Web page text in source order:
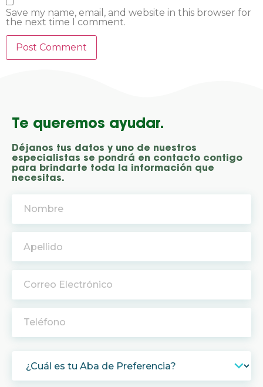
Save my name, email, and website in this browser for
the next time I comment.
Te queremos ayudar.
Déjanos tus datos y uno de nuestros
especialistas se pondrá en contacto contigo
para brindarte toda la información que
necesitas.